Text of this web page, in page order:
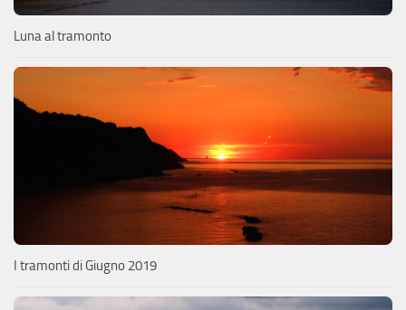
Luna al tramonto
I tramonti di Giugno 2019